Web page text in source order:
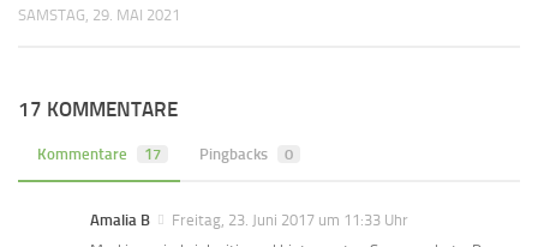
SAMSTAG, 29. MAI 2021
17 KOMMENTARE
Kommentare 17 Pingbacks 0
Amalia B
Freitag, 23. Juni 2017 um 11:33 Uhr